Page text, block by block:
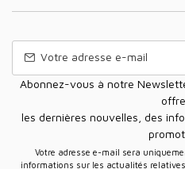
Abonnez-vous à notre Newsletter pour recevoir nos nouvelles
les dernières nouvelles, des
Votre adresse e-mail sera uniquement utilisée pour vous envoyer des
informations sur les actualités